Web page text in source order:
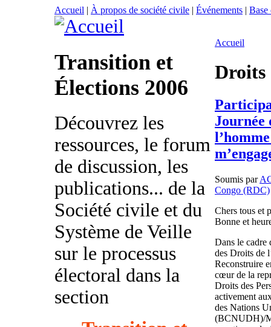
Accueil | À propos de société civile | Événements | Base
Transition et
Élections 2006
Découvrez les
ressources, le forum
de discussion, les
publications... de la
Société civile et du
Système de Veille
sur le processus
électoral dans la
section
Accueil
Droits
Journée
Soumis par
Congo (RDC)
Chers tous et
Bonne et
Dans le cadre
des Droits de
Reconstruire
cœur de la
Droits des
activement
des Nations
(BCNUDH)/